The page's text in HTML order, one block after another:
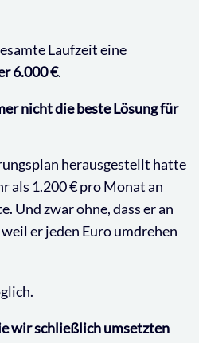
Laufzeit eine
6.000 €.
nicht die beste Lösung für
herausgestellt hatte
als 1.200 € pro Monat an
Und zwar ohne, dass er an
er jeden Euro umdrehen
wir schließlich umsetzten